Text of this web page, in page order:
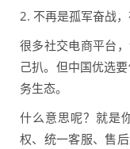
2. 不再是孤军奋战
很多社交电商平台
己扒。但中国优选
务生态。
什么意思呢？就是
权、统一客服、售